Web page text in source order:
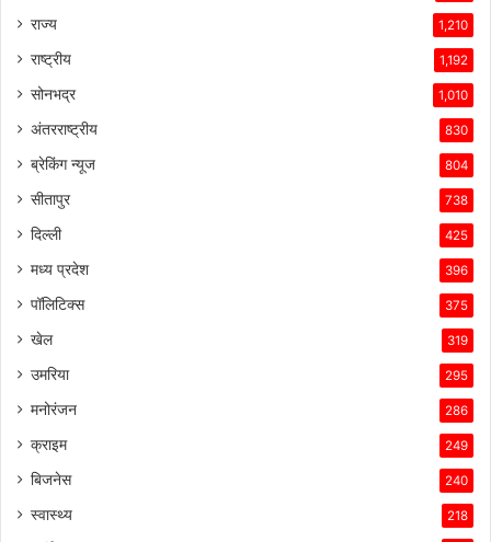
राज्य 1,210
राष्ट्रीय 1,192
सोनभद्र 1,010
अंतरराष्ट्रीय 830
ब्रेकिंग न्यूज 804
सीतापुर 738
दिल्ली 425
मध्य प्रदेश 396
पॉलिटिक्स 375
खेल 319
उमरिया 295
मनोरंजन 286
क्राइम 249
बिजनेस 240
स्वास्थ्य 218